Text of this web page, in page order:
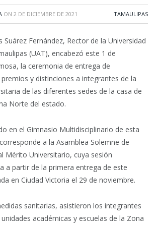
ON 2 DE DICIEMBRE DE 2021 TAMAULIPAS
Suárez Fernández, Rector de la Universidad
(UAT), encabezó este 1 de
la ceremonia de entrega de
y distinciones a integrantes de la
de las diferentes sedes de la casa de
Norte del estado.
en el Gimnasio Multidisciplinario de esta
a la Asamblea Solemne de
Mérito Universitario, cuya sesión
a partir de la primera entrega de este
en Ciudad Victoria el 29 de noviembre.
sanitarias, asistieron los integrantes
académicas y escuelas de la Zona